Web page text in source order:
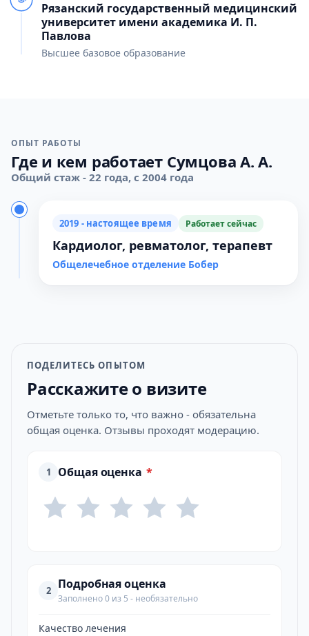
Рязанский государственный медицинский
университет имени академика И. П.
Павлова
Высшее базовое образование
ОПЫТ РАБОТЫ
Где и кем работает Сумцова А. А.
Общий стаж - 22 года, с 2004 года
2019 - настоящее время Работает сейчас
Кардиолог, ревматолог, терапевт
Общелечебное отделение Бобер
ПОДЕЛИТЕСЬ ОПЫТОМ
Расскажите о визите
Отметьте только то, что важно - обязательна
общая оценка. Отзывы проходят модерацию.
1 Общая оценка *
2 Подробная оценка
Заполнено 0 из 5 - необязательно
Качество лечения